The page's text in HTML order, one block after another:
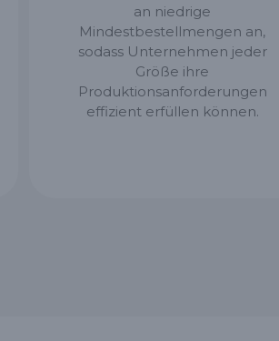
an niedrige
Mindestbestellmengen an,
sodass Unternehmen jeder
Größe ihre
Produktionsanforderungen
effizient erfüllen können.